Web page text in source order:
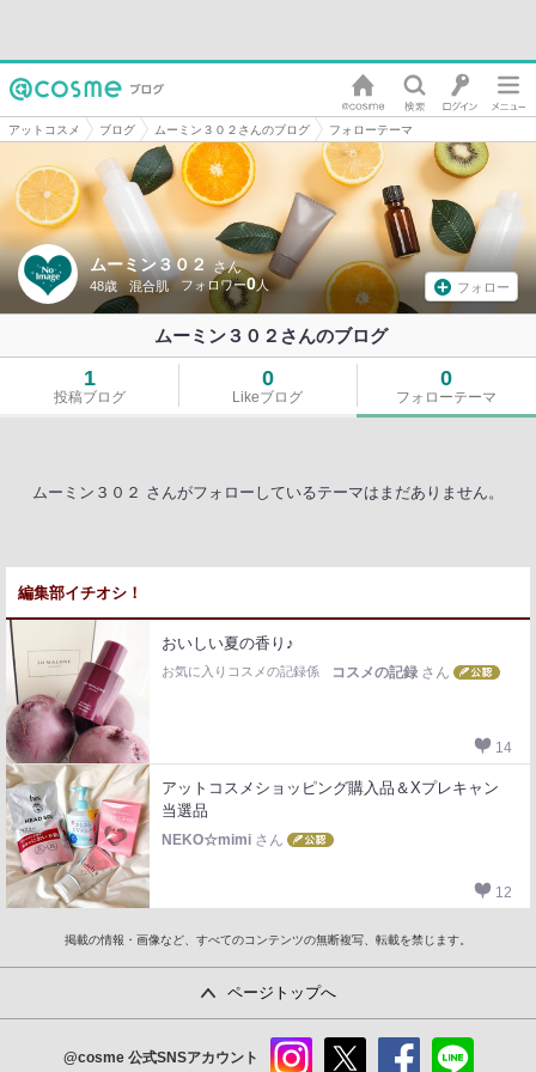
アットコスメ ブログ ムーミン３０２さんのブログ フォローテーマ
ムーミン３０２ さん
48歳 混合肌 0 フォロー
ムーミン３０２さんのブログ
1
投稿ブログ
0
Likeブログ
0
フォローテーマ
ムーミン３０２ さんがフォローしているテーマはまだありません。
編集部イチオシ！
おいしい夏の香り♪
お気に入りコスメの記録係 コスメの記録 さん
14
アットコスメショッピング購入品＆Xプレキャン
当選品
NEKO☆mimi さん
12
掲載の情報・画像など、すべてのコンテンツの無断複写、転載を禁じます。
ページトップへ
@cosme 公式SNSアカウント